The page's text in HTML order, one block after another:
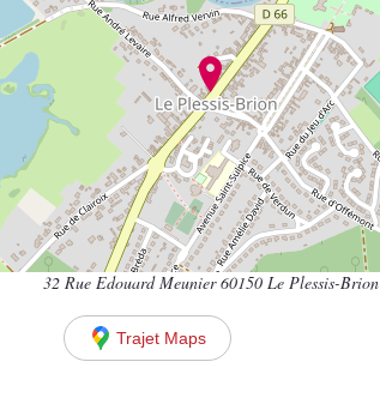
32 Rue Edouard Meunier 60150 Le Plessis-Brion
Trajet Maps